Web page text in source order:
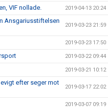
VIF nollade. 2019-04-13 20:24
Ansgariusstiftelsen
2019-03-23 21:59
2019-03-23 17:50
2019-03-22 09:44
2019-03-21 10:12
efter seger mot
2019-03-17 22:02
2019-03-07 09:19